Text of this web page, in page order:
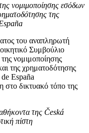
νομιμοποίησης εσόδων
της
του αναπληρωτή
Συμβούλιο
νομιμοποίησης
της χρηματοδότησης
España
δικτυακό τόπο της
της Česká
πίστη